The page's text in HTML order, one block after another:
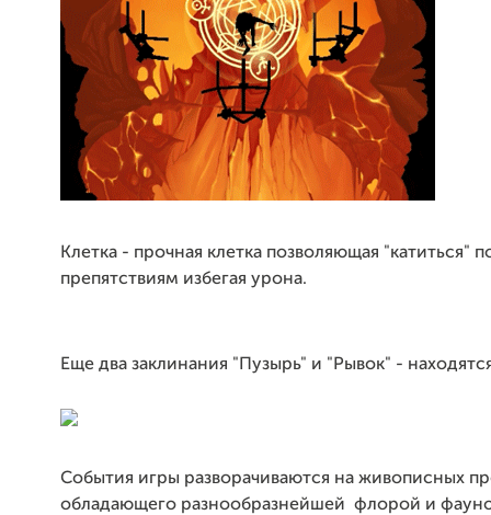
Клетка - прочная клетка позволяющая "катиться"
препятствиям избегая урона.
Еще два заклинания "Пузырь" и "Рывок" -
События игры разворачиваются на живописных
обладающего разнообразнейшей флорой и